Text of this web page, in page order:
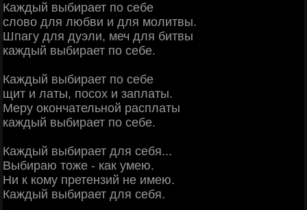
Каждый выбирает по себе
слово для любви и для молитвы.
Шпагу для дуэли, меч для битвы
каждый выбирает по себе.
Каждый выбирает по себе
щит и латы, посох и заплаты.
Меру окончательной расплаты
каждый выбирает по себе.
Каждый выбирает для себя...
Выбираю тоже - как умею.
Ни к кому претензий не имею.
Каждый выбирает для себя.